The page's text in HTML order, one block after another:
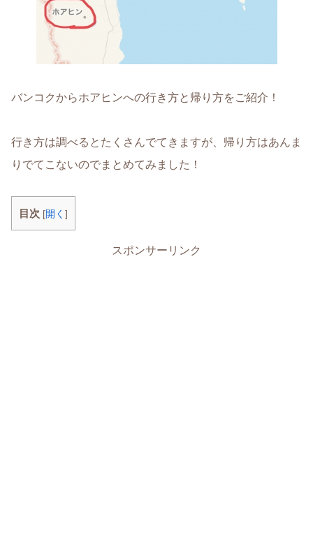
バンコクからホアヒンへの行き方と帰り方をご紹介！
行き方は調べるとたくさんでてきますが、帰り方はあんま
りでてこないのでまとめてみました！
目次 [開く ]
スポンサーリンク